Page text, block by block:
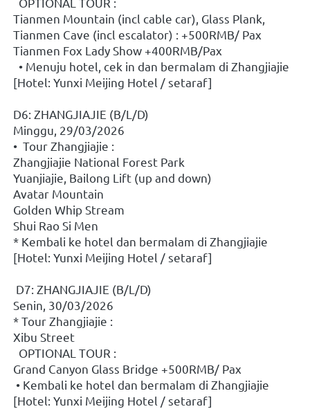
Tianmen Mountain (incl cable car), Glass Plank,
Tianmen Cave (incl escalator) : +500RMB/ Pax
Tianmen Fox Lady Show +400RMB/Pax
  • Menuju hotel, cek in dan bermalam di Zhangjiajie
[Hotel: Yunxi Meijing Hotel / setaraf]
D6: ZHANGJIAJIE (B/L/D)
Minggu, 29/03/2026
•  Tour Zhangjiajie :
Zhangjiajie National Forest Park
Yuanjiajie, Bailong Lift (up and down)
Avatar Mountain
Golden Whip Stream
Shui Rao Si Men
* Kembali ke hotel dan bermalam di Zhangjiajie
[Hotel: Yunxi Meijing Hotel / setaraf]
D7: ZHANGJIAJIE (B/L/D)
Senin, 30/03/2026
* Tour Zhangjiajie :
Xibu Street
  OPTIONAL TOUR :
Grand Canyon Glass Bridge +500RMB/ Pax
• Kembali ke hotel dan bermalam di Zhangjiajie
[Hotel: Yunxi Meijing Hotel / setaraf]